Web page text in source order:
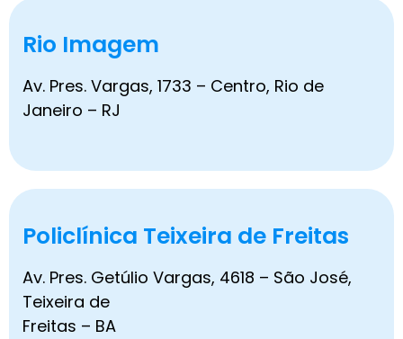
Rio Imagem
Av. Pres. Vargas, 1733 – Centro, Rio de
Janeiro – RJ
Policlínica Teixeira de Freitas
Av. Pres. Getúlio Vargas, 4618 – São José,
Teixeira de
Freitas – BA